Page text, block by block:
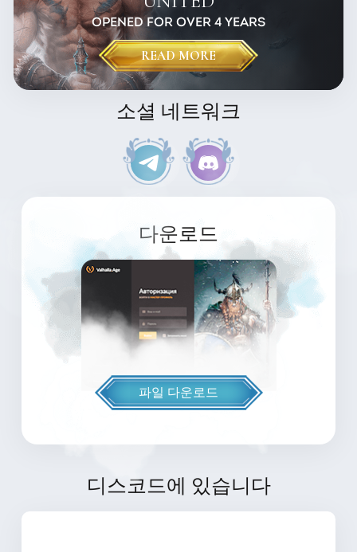
디스코드에 있습니다
OPENED FOR OVER 4 YEARS
READ MORE
소셜 네트워크
다운로드
파일 다운로드